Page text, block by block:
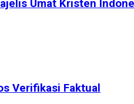
Umat Kristen
Verifikasi Faktual